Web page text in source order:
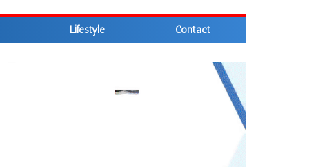
Lifestyle Contact